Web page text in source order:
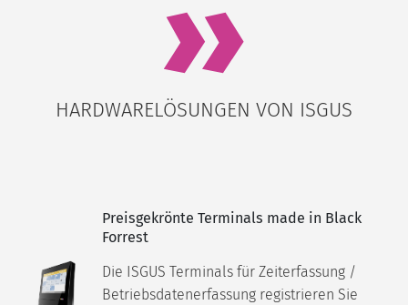
HARDWARELÖSUNGEN VON ISGUS
Preisgekrönte Terminals made in Black
Forrest
Die ISGUS Terminals für Zeiterfassung /
Betriebsdatenerfassung registrieren Sie